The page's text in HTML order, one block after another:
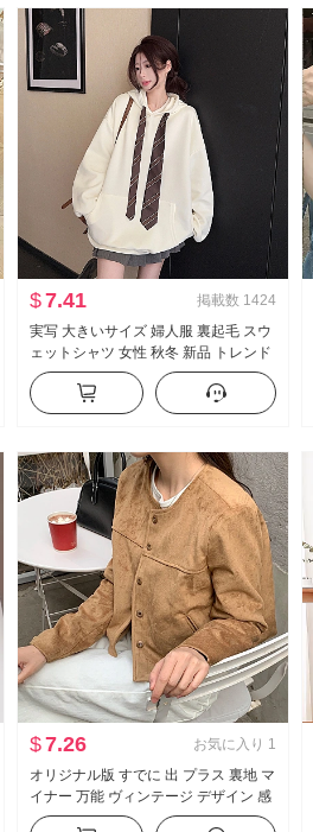
$7.41 掲載数 1424
実写 大きいサイズ 婦人服 裏起毛 スウ
ェットシャツ 女性 秋冬 新品 トレンド
チェック柄 ネクタイ 無地 ルーズフィ
ット フード付き 保温 トップス
$7.26 お気に入り 1
オリジナル版 すでに 出 プラス 裏地 マ
イナー 万能 ヴィンテージ デザイン 感
スエード スリム効果 ジャケット